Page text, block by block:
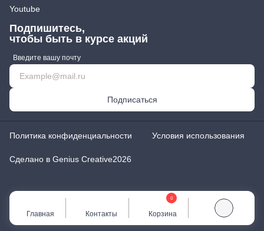
Главная Контакты Корзина
0
Youtube
Подпишитесь,
чтобы быть в курсе акций
Введите вашу почту
Подписаться
Политика конфиденциальности Условия использования
Сделано в Genius Creative2026